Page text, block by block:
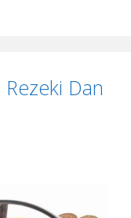
Dan